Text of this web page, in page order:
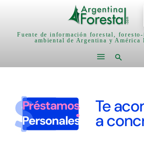
Fuente de información forestal,
ambiental de Argentina y América